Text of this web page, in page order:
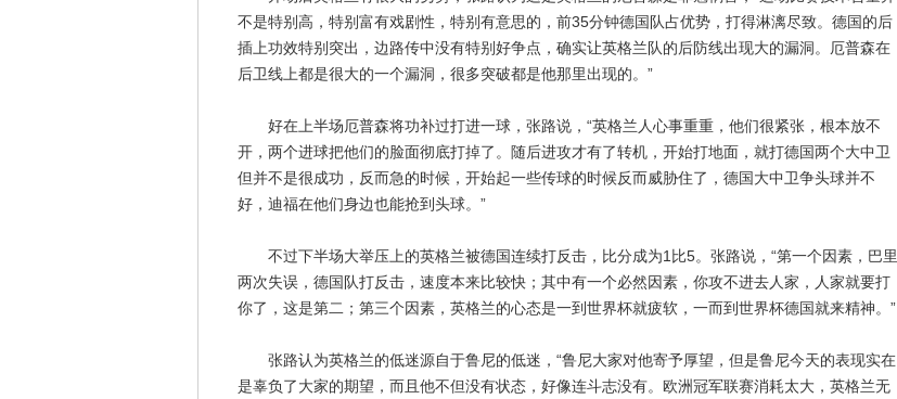
不是特别高，特别富有戏剧性，特别有意思的，前35分钟德国队占优势，打得淋漓尽致。德国的后
插上功效特别突出，边路传中没有特别好争点，确实让英格兰队的后防线出现大的漏洞。厄普森在
后卫线上都是很大的一个漏洞，很多突破都是他那里出现的。”
好在上半场厄普森将功补过打进一球，张路说，“英格兰人心事重重，他们很紧张，根本放不
开，两个进球把他们的脸面彻底打掉了。随后进攻才有了转机，开始打地面，就打德国两个大中卫
但并不是很成功，反而急的时候，开始起一些传球的时候反而威胁住了，德国大中卫争头球并不
好，迪福在他们身边也能抢到头球。”
不过下半场大举压上的英格兰被德国连续打反击，比分成为1比5。张路说，“第一个因素，巴里
两次失误，德国队打反击，速度本来比较快；其中有一个必然因素，你攻不进去人家，人家就要打
你了，这是第二；第三个因素，英格兰的心态是一到世界杯就疲软，一而到世界杯德国就来精神。”
张路认为英格兰的低迷源自于鲁尼的低迷，“鲁尼大家对他寄予厚望，但是鲁尼今天的表现实在
是辜负了大家的期望，而且他不但没有状态，好像连斗志没有。欧洲冠军联赛消耗太大，英格兰无